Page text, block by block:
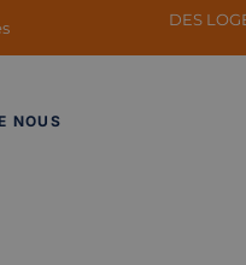
DES
NOUS